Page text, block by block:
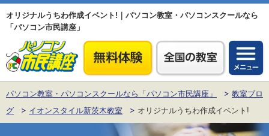
オリジナルうちわ作成イベント!｜パソコン教室・パソコンスクールなら
「パソコン市民講座」
パソコン教室・パソコンスクールなら「パソコン市民講座」
教室ブロ
グ
イオンスタイル新茨木教室 オリジナルうちわ作成イベント!